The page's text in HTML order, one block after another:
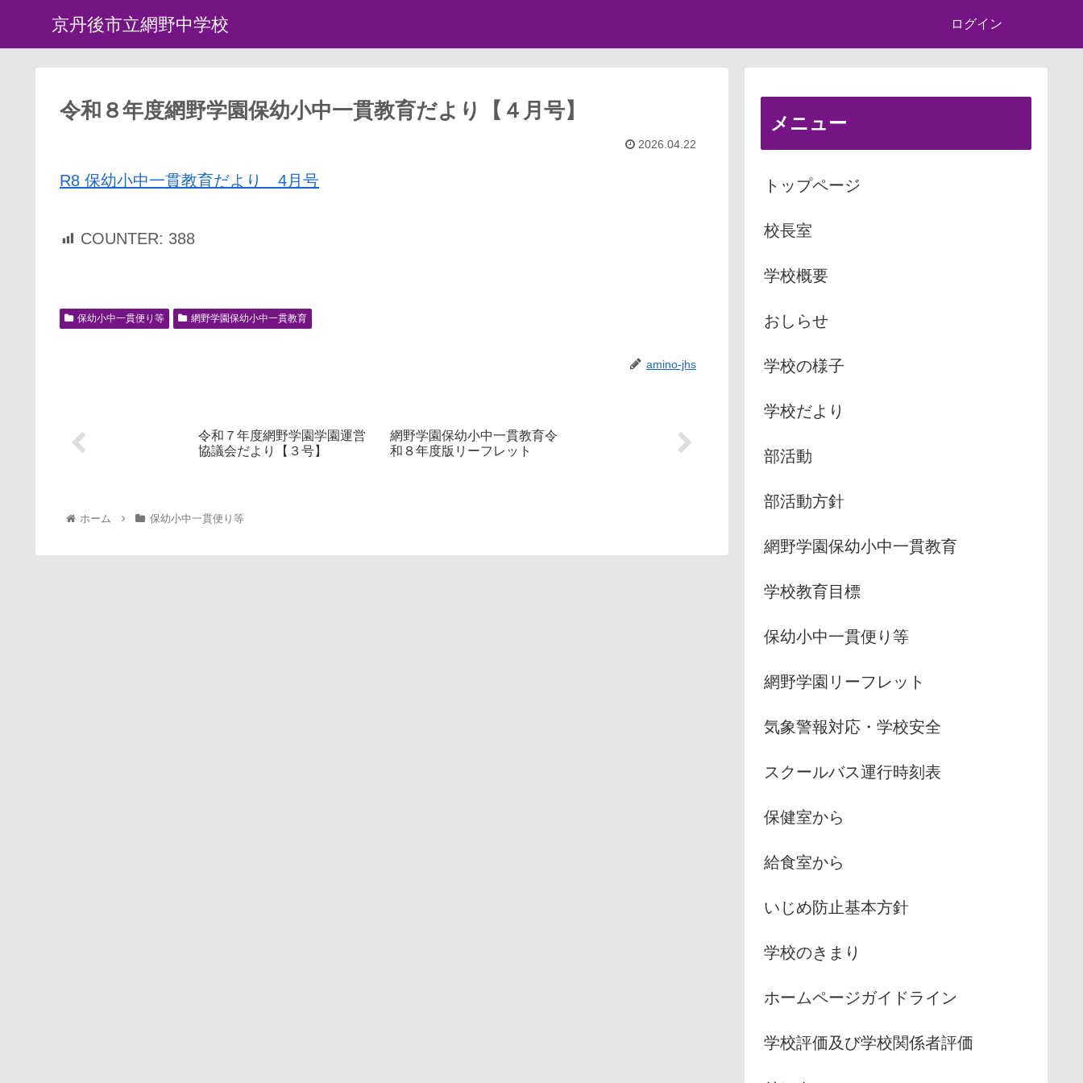
京丹後市立網野中学校 ログイン
令和８年度網野学園保幼小中一貫教育だより【４月号】
2026.04.22
R8 保幼小中一貫教育だより 4月号
COUNTER: 388
保幼小中一貫便り等 網野学園保幼小中一貫教育
amino-jhs
令和７年度網野学園学園運営
協議会だより【３号】
網野学園保幼小中一貫教育令
和８年度版リーフレット
ホーム 保幼小中一貫便り等
メニュー
トップページ
校長室
学校概要
おしらせ
学校の様子
学校だより
部活動
部活動方針
網野学園保幼小中一貫教育
学校教育目標
保幼小中一貫便り等
網野学園リーフレット
気象警報対応・学校安全
スクールバス運行時刻表
保健室から
給食室から
いじめ防止基本方針
学校のきまり
ホームページガイドライン
学校評価及び学校関係者評価